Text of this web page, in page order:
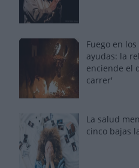
Fuego en
ayudas: la
enciende el
carrer'
La salud
cinco bajas